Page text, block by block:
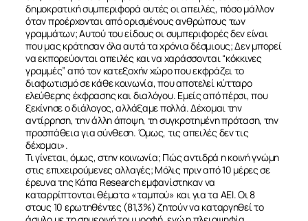
δημοκρατική συμπεριφορά αυτές οι απειλές, πόσο μάλλον
όταν προέρχονται από ορισμένους ανθρώπους των
γραμμάτων; Αυτού του είδους οι συμπεριφορές δεν είναι
που μας κράτησαν όλα αυτά τα χρόνια δέσμιους; Δεν μπορεί
να εκπορεύονται απειλές και να χαράσσονται “κόκκινες
γραμμές” από τον κατεξοχήν χώρο που εκφράζει το
διαφωτισμό σε κάθε κοινωνία, που αποτελεί κύτταρο
ελεύθερης έκφρασης και διαλόγου. Εμείς από πέρσι, που
ξεκίνησε ο διάλογος, αλλάξαμε πολλά. Δέχομαι την
αντίρρηση, την άλλη άποψη, τη συγκροτημένη πρόταση, την
προσπάθεια για σύνθεση. Όμως, τις απειλές δεν τις
δέχομαι».
Τι γίνεται, όμως, στην κοινωνία; Πώς αντιδρά η κοινή γνώμη
στις επιχειρούμενες αλλαγές; Μόλις πριν από 10 μέρες σε
έρευνα της Κάπα Research εμφανίστηκαν να
καταρρίπτονται θέματα «ταμπού» και για τα ΑΕΙ. Οι 8
στους 10 ερωτηθέντες (81,3%) ζητούν να καταργηθεί το